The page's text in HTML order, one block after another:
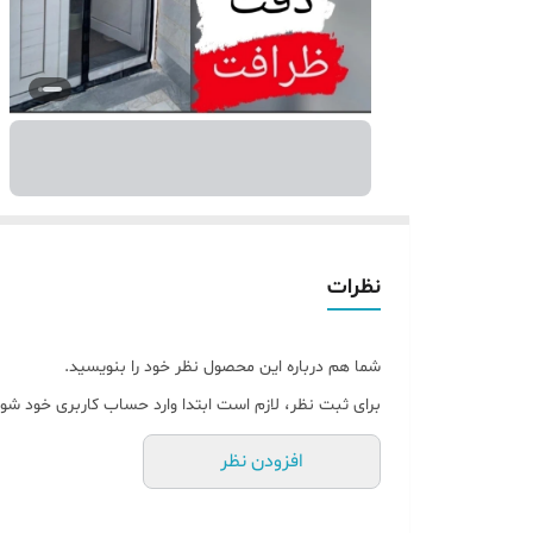
نظرات
شما هم درباره این محصول نظر خود را بنویسید.
برای ثبت نظر، لازم است ابتدا وارد حساب کاربری خود
افزودن نظر